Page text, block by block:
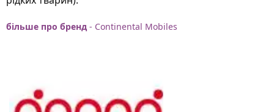
більше про бренд - Continental Mobiles